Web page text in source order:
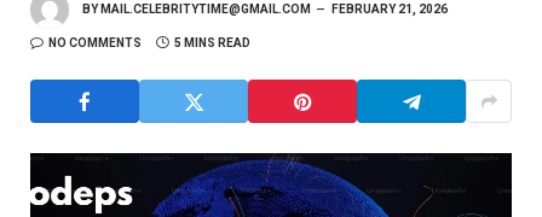
BY MAIL.CELEBRITYTIME@GMAIL.COM FEBRUARY 21, 2026
NO COMMENTS 5 MINS READ